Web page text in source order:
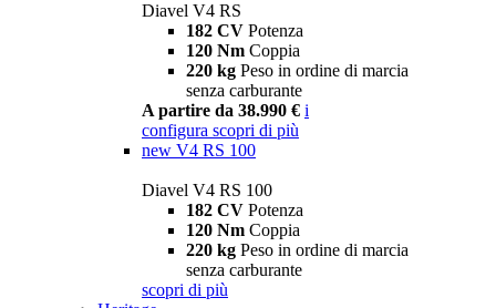
Diavel V4 RS
182 CV Potenza
120 Nm Coppia
220 kg Peso in ordine di marcia
senza carburante
A partire da 38.990 € i
configura scopri di più
new V4 RS 100
Diavel V4 RS 100
182 CV Potenza
120 Nm Coppia
220 kg Peso in ordine di marcia
senza carburante
scopri di più